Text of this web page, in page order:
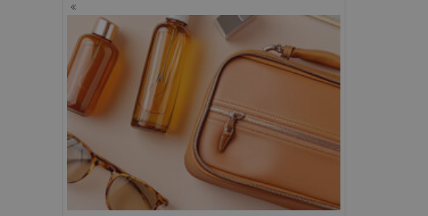
articoli